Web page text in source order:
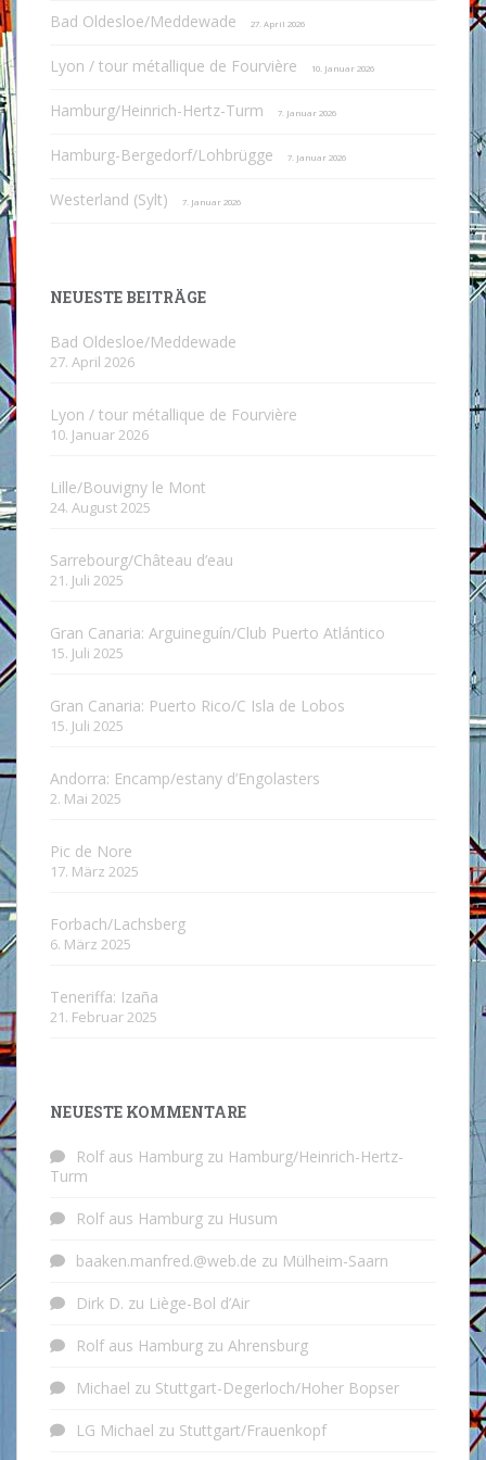
Bad Oldesloe/Meddewade 27. April 2026
Lyon / tour métallique de Fourvière 10. Januar 2026
Hamburg/Heinrich-Hertz-Turm 7. Januar 2026
Hamburg-Bergedorf/Lohbrügge 7. Januar 2026
Westerland (Sylt) 7. Januar 2026
NEUESTE BEITRÄGE
Bad Oldesloe/Meddewade
27. April 2026
Lyon / tour métallique de Fourvière
10. Januar 2026
Lille/Bouvigny le Mont
24. August 2025
Sarrebourg/Château d’eau
21. Juli 2025
Gran Canaria: Arguineguín/Club Puerto Atlántico
15. Juli 2025
Gran Canaria: Puerto Rico/C Isla de Lobos
15. Juli 2025
Andorra: Encamp/estany d’Engolasters
2. Mai 2025
Pic de Nore
17. März 2025
Forbach/Lachsberg
6. März 2025
Teneriffa: Izaña
21. Februar 2025
NEUESTE KOMMENTARE
Rolf aus Hamburg zu Hamburg/Heinrich-Hertz-
Turm
Rolf aus Hamburg zu Husum
baaken.manfred.@web.de zu Mülheim-Saarn
Dirk D. zu Liège-Bol d’Air
Rolf aus Hamburg zu Ahrensburg
Michael zu Stuttgart-Degerloch/Hoher Bopser
LG Michael zu Stuttgart/Frauenkopf